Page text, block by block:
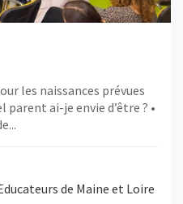
les naissances prévues
parent ai-je envie d’être ? •
de Maine et Loire